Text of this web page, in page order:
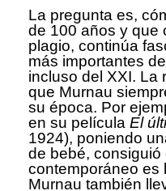
La pregunta es,
de 100 años y que
plagio, continúa
más importantes
incluso del XXI. La
que Murnau
su época. Por
en su película El
1924), poniendo
de bebé, consiguió
contemporáneo es
Murnau también